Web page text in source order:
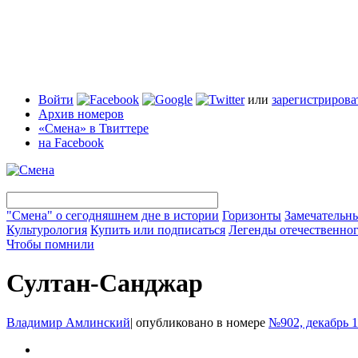
Войти или
Архив номеров
«Смена» в Твиттере
на Facebook
"Смена" о сегодняшнем дне в истории Горизонты
Культурология Купить или подписаться Легенды
Чтобы помнили
Султан-Санджар
Владимир Амлинский| опубликовано в номере №902, декабрь